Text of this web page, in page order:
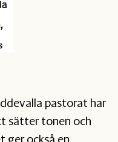
pastorat har
sätter tonen och
ger också en